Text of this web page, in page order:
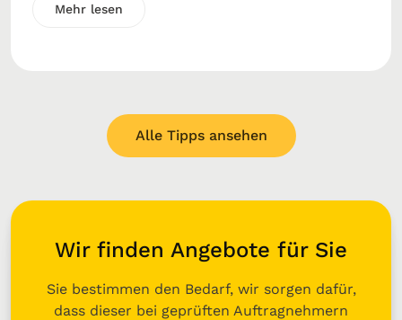
Mehr lesen
Alle Tipps ansehen
Wir finden Angebote für Sie
Sie bestimmen den Bedarf, wir sorgen dafür,
dass dieser bei geprüften Auftragnehmern